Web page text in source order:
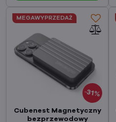
31%
MEGAWYPRZEDAŻ
Cubenest Magnetyczny
bezprzewodowy